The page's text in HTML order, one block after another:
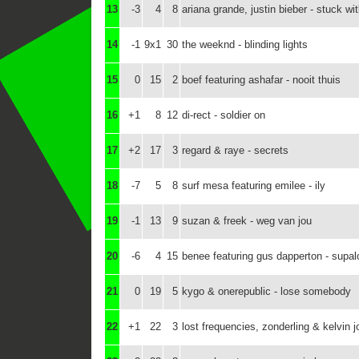
13 -3 4 8 ariana grande, justin bieber - stuck
14 -1 9x1 30 the weeknd - blinding lights
15 0 15 2 boef featuring ashafar - nooit thuis
16 +1 8 12 di-rect - soldier on
17 +2 17 3 regard & raye - secrets
18 -7 5 8 surf mesa featuring emilee - ily
19 -1 13 9 suzan & freek - weg van jou
20 -6 4 15 benee featuring gus dapperton -
21 0 19 5 kygo & onerepublic - lose somebody
22 +1 22 3 lost frequencies, zonderling & kelvin